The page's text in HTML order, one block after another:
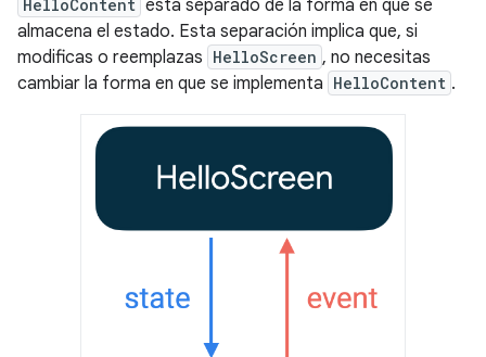
HelloContent está separado de la forma en que se
almacena el estado. Esta separación implica que, si
modificas o reemplazas HelloScreen , no necesitas
cambiar la forma en que se implementa HelloContent .